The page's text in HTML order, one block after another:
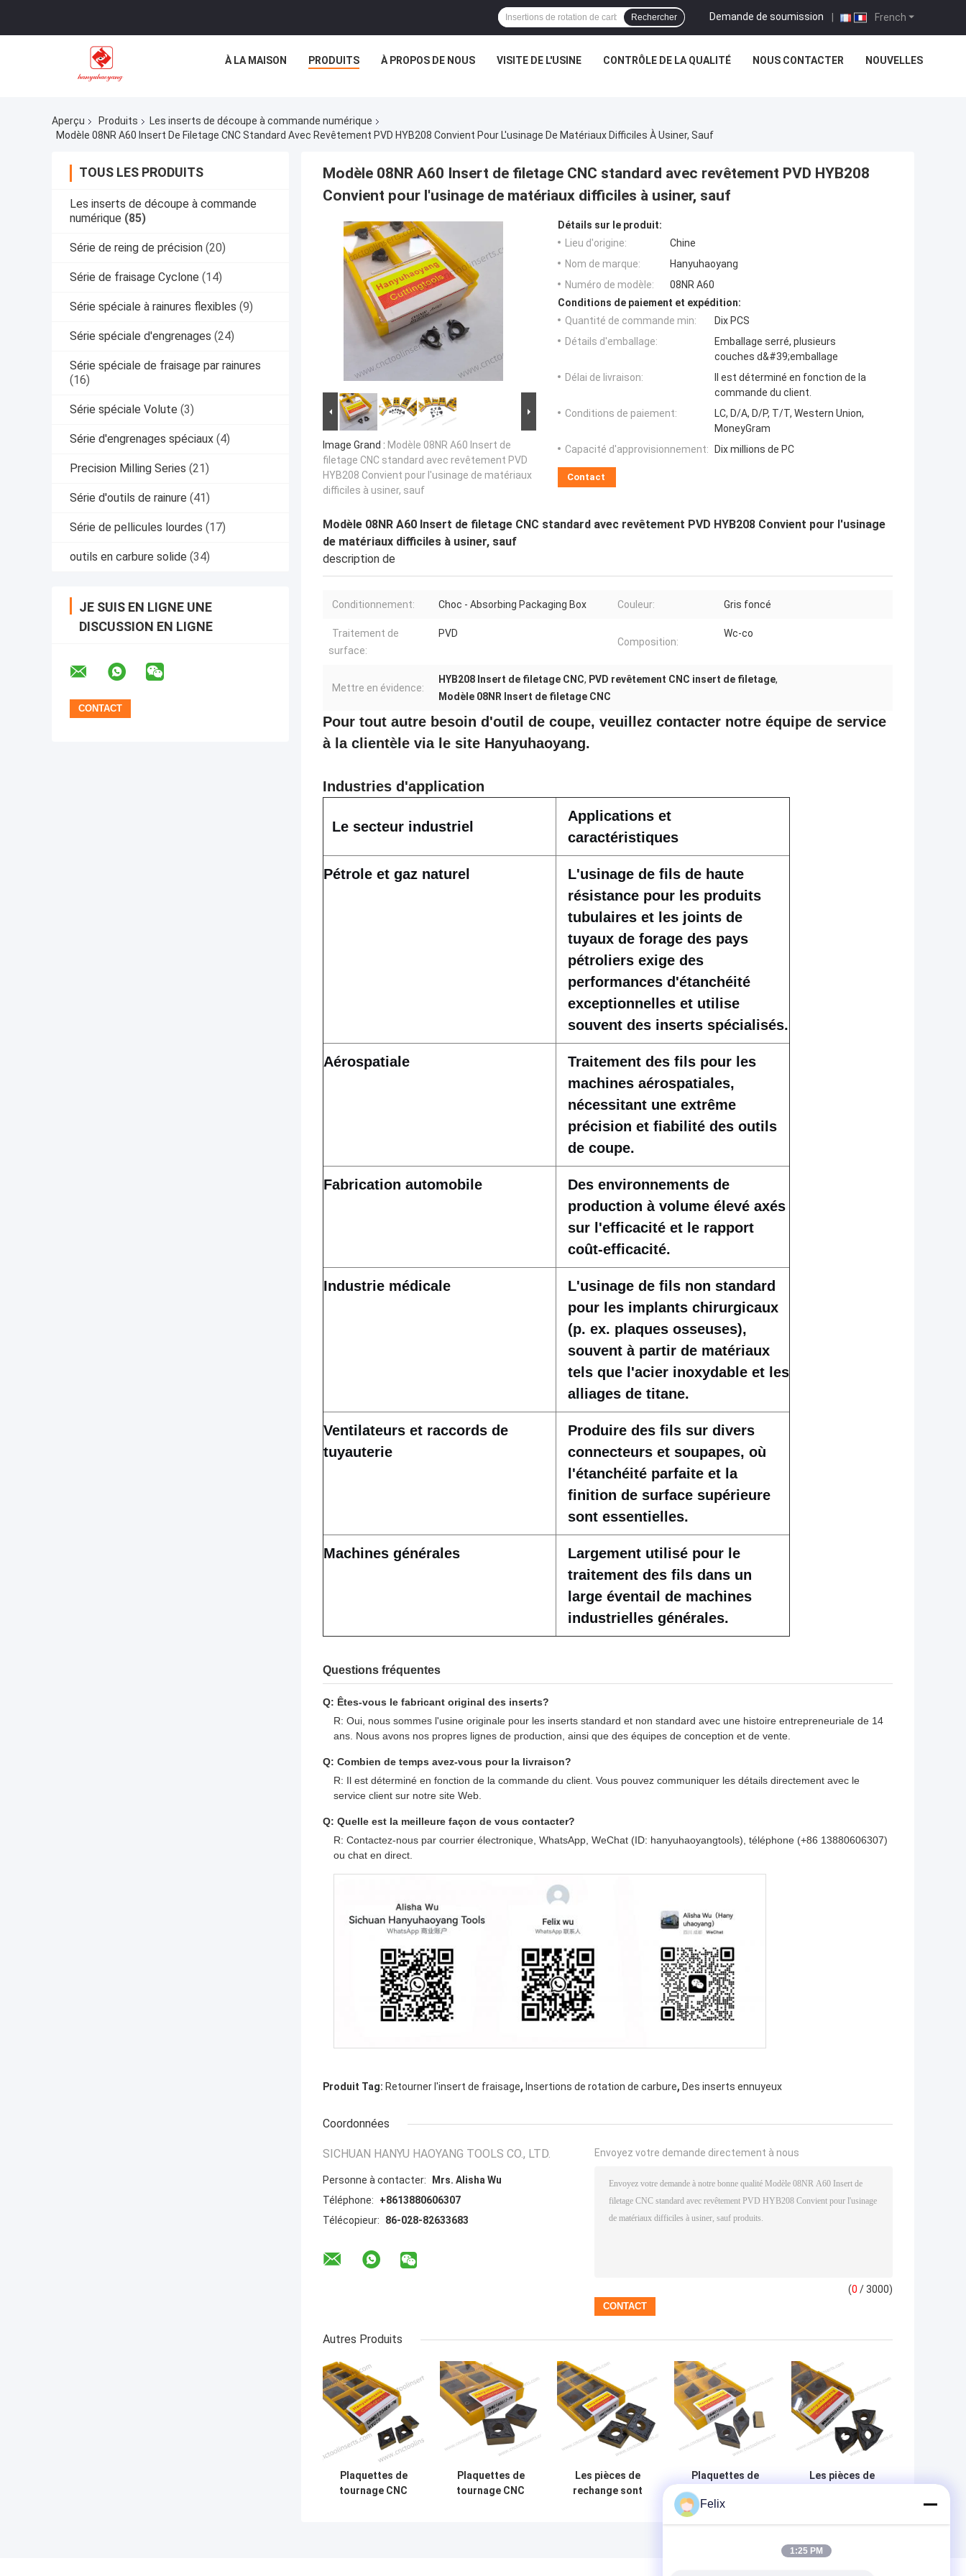
French
Demande de soumission |
Rechercher
À LA MAISON PRODUITS À PROPOS DE NOUS VISITE DE L'USINE CONTRÔLE DE LA QUALITÉ NOUS CONTACTER NOUVELLES
Aperçu Produits
Les inserts de découpe à commande numérique
Modèle 08NR A60 Insert De Filetage CNC Standard Avec Revêtement PVD HYB208 Convient Pour L'usinage De Matériaux Difficiles À Usiner, Sauf
TOUS LES PRODUITS
Les inserts de découpe à commande
numérique (85)
Série de reing de précision (20)
Série de fraisage Cyclone (14)
Série spéciale à rainures flexibles (9)
Série spéciale d'engrenages (24)
Série spéciale de fraisage par rainures
(16)
Série spéciale Volute (3)
Série d'engrenages spéciaux (4)
Precision Milling Series (21)
Série d'outils de rainure (41)
Série de pellicules lourdes (17)
outils en carbure solide (34)
JE SUIS EN LIGNE UNE
DISCUSSION EN LIGNE
Modèle 08NR A60 Insert de filetage CNC standard avec revêtement PVD HYB208
Convient pour l'usinage de matériaux difficiles à usiner, sauf
Image Grand : Modèle 08NR A60 Insert de
filetage CNC standard avec revêtement PVD
HYB208 Convient pour l'usinage de matériaux
difficiles à usiner, sauf
Détails sur le produit:
Lieu d'origine:
Chine
Nom de marque:
Hanyuhaoyang
Numéro de modèle:
08NR A60
Conditions de paiement et expédition:
Quantité de commande min:
Dix PCS
Détails d'emballage:
Emballage serré, plusieurs
couches d&#39;emballage
Délai de livraison:
Il est déterminé en fonction de la
commande du client.
Conditions de paiement:
LC, D/A, D/P, T/T, Western Union,
MoneyGram
Capacité d'approvisionnement: Dix millions de PC
Contact
Modèle 08NR A60 Insert de filetage CNC standard avec revêtement PVD HYB208 Convient pour l'usinage
de matériaux difficiles à usiner, sauf
description de
Conditionnement: Choc - Absorbing Packaging Box Couleur: Gris foncé
Traitement de
surface:
PVD
Composition:
Wc-co
Mettre en évidence:
HYB208 Insert de filetage CNC, PVD revêtement CNC insert de filetage,
Modèle 08NR Insert de filetage CNC
Pour tout autre besoin d'outil de coupe, veuillez contacter notre équipe de service
à la clientèle via le site Hanyuhaoyang.
Industries d'application
Le secteur industriel
Applications et
caractéristiques
Pétrole et gaz naturel
L'usinage de fils de haute
résistance pour les produits
tubulaires et les joints de
tuyaux de forage des pays
pétroliers exige des
performances d'étanchéité
exceptionnelles et utilise
souvent des inserts spécialisés.
Aérospatiale
Traitement des fils pour les
machines aérospatiales,
nécessitant une extrême
précision et fiabilité des outils
de coupe.
Fabrication automobile
Des environnements de
production à volume élevé axés
sur l'efficacité et le rapport
coût-efficacité.
Industrie médicale
L'usinage de fils non standard
pour les implants chirurgicaux
(p. ex. plaques osseuses),
souvent à partir de matériaux
tels que l'acier inoxydable et les
alliages de titane.
Ventilateurs et raccords de
tuyauterie
Produire des fils sur divers
connecteurs et soupapes, où
l'étanchéité parfaite et la
finition de surface supérieure
sont essentielles.
Machines générales
Largement utilisé pour le
traitement des fils dans un
large éventail de machines
industrielles générales.
Questions fréquentes
Q: Êtes-vous le fabricant original des inserts?
R: Oui, nous sommes l'usine originale pour les inserts standard et non standard avec une histoire entrepreneuriale de 14
ans. Nous avons nos propres lignes de production, ainsi que des équipes de conception et de vente.
Q: Combien de temps avez-vous pour la livraison?
R: Il est déterminé en fonction de la commande du client. Vous pouvez communiquer les détails directement avec le
service client sur notre site Web.
Q: Quelle est la meilleure façon de vous contacter?
R: Contactez-nous par courrier électronique, WhatsApp, WeChat (ID: hanyuhaoyangtools), téléphone (+86 13880606307)
ou chat en direct.
Produit Tag: Retourner l'insert de fraisage, Insertions de rotation de carbure, Des inserts ennuyeux
Coordonnées
SICHUAN HANYU HAOYANG TOOLS CO., LTD.
Personne à contacter:
Mrs. Alisha Wu
Téléphone:
+8613880606307
Télécopieur:
86-028-82633683
Envoyez votre demande directement à nous
(0 / 3000)
Autres Produits
Plaquettes de
tournage CNC
Plaquettes de
tournage CNC
Les pièces de
rechange sont
Plaquettes de
tournage CNC
Wc-Co
Revêtement CVD
Les pièces de
rechange.
Felix
1:25 PM